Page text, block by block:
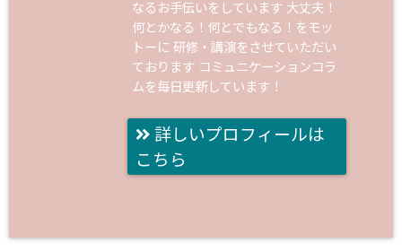
なるお手伝いをしています 大丈夫！
何とかなる！何とでもなる！をモッ
トーに 研修・講演をさせていただい
ております コミュニケーションコラ
ムを毎日更新しています！
詳しいプロフィールは
こちら